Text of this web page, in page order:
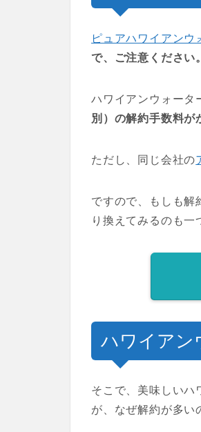
ピュアハワイアンウ
で、ご注意ください。
ハワイアンウォータ
別）の解約手数料が
ただし、同じ会社の
ですので、もしも解
り換えてみるのも一
ハワイアン
そこで、美味しいハ
が、なぜ解約が多い